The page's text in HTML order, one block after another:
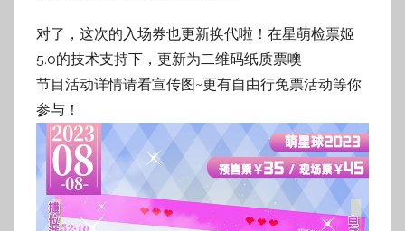
对了，这次的入场券也更新换代啦！在星萌检票姬
5.0的技术支持下，更新为二维码纸质票噢
节目活动详情请看宣传图~更有自由行免票活动等你
参与！